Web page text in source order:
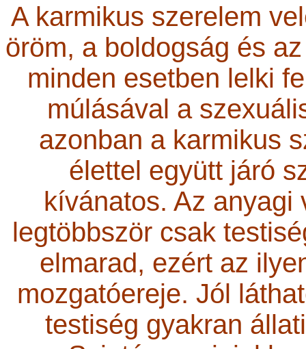
A karmikus szerelem
öröm, a boldogság és
minden esetben lelki
múlásával a
azonban a karmikus
élettel együtt járó
kívánatos. Az anyagi
legtöbbször csak
elmarad, ezért az
mozgatóereje. Jól
testiség gyakran